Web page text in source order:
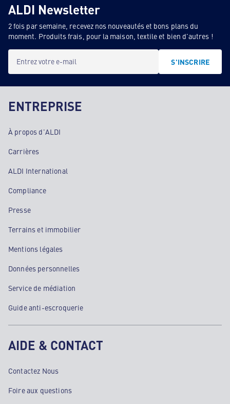
ALDI Newsletter
2 fois par semaine, recevez nos nouveautés et bons plans du
moment. Produits frais, pour la maison, textile et bien d'autres !
Entrez votre e-mail S'INSCRIRE
ENTREPRISE
À propos d'ALDI
Carrières
ALDI International
Compliance
Presse
Terrains et immobilier
Mentions légales
Données personnelles
Service de médiation
Guide anti-escroquerie
AIDE & CONTACT
Contactez Nous
Foire aux questions